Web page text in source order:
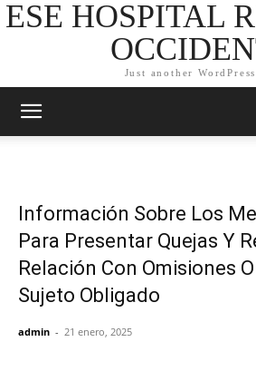
ESE HOSPITAL
Just another
Información Sobre Los
Para Presentar Quejas Y
Relación Con Omisiones
Sujeto Obligado
admin - 21 enero, 2025